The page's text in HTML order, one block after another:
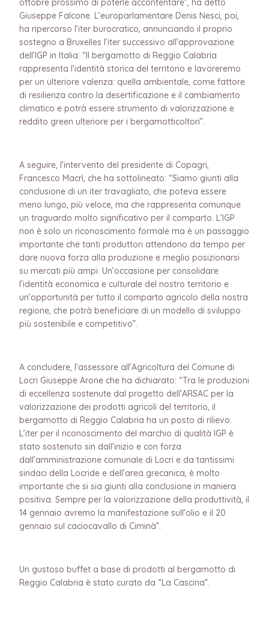
ottobre prossimo di poterle accontentare”, ha detto
Giuseppe Falcone. L’europarlamentare Denis Nesci, poi,
ha ripercorso l’iter burocratico, annunciando il proprio
sostegno a Bruxelles l’iter successivo all’approvazione
dell’IGP in Italia: “Il bergamotto di Reggio Calabria
rappresenta l’identità storica del territorio e lavoreremo
per un ulteriore valenza: quella ambientale, come fattore
di resilienza contro la desertificazione e il cambiamento
climatico e potrà essere strumento di valorizzazione e
reddito green ulteriore per i bergamotticoltori”.
A seguire, l’intervento del presidente di Copagri,
Francesco Macrì, che ha sottolineato: “Siamo giunti alla
conclusione di un iter travagliato, che poteva essere
meno lungo, più veloce, ma che rappresenta comunque
un traguardo molto significativo per il comparto. L’IGP
non è solo un riconoscimento formale ma è un passaggio
importante che tanti produttori attendono da tempo per
dare nuova forza alla produzione e meglio posizionarsi
su mercati più ampi. Un’occasione per consolidare
l’identità economica e culturale del nostro territorio e
un’opportunità per tutto il comparto agricolo della nostra
regione, che potrà beneficiare di un modello di sviluppo
più sostenibile e competitivo”.
A concludere, l’assessore all’Agricoltura del Comune di
Locri Giuseppe Arone che ha dichiarato: “Tra le produzioni
di eccellenza sostenute dal progetto dell’ARSAC per la
valorizzazione dei prodotti agricoli del territorio, il
bergamotto di Reggio Calabria ha un posto di rilievo.
L’iter per il riconoscimento del marchio di qualità IGP è
stato sostenuto sin dall’inizio e con forza
dall’amministrazione comunale di Locri e da tantissimi
sindaci della Locride e dell’area grecanica, è molto
importante che si sia giunti alla conclusione in maniera
positiva. Sempre per la valorizzazione della produttività, il
14 gennaio avremo la manifestazione sull’olio e il 20
gennaio sul caciocavallo di Ciminà”.
Un gustoso buffet a base di prodotti al bergamotto di
Reggio Calabria è stato curato da “La Cascina”.